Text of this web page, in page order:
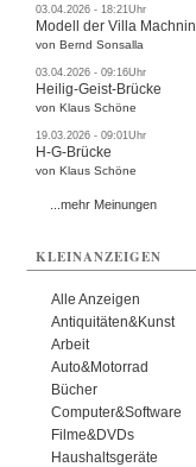
03.04.2026 - 18:21Uhr
Modell der Villa Machnin
von Bernd Sonsalla
03.04.2026 - 09:16Uhr
Heilig-Geist-Brücke
von Klaus Schöne
19.03.2026 - 09:01Uhr
H-G-Brücke
von Klaus Schöne
...mehr Meinungen
KLEINANZEIGEN
Alle Anzeigen
Antiquitäten&Kunst
Arbeit
Auto&Motorrad
Bücher
Computer&Software
Filme&DVDs
Haushaltsgeräte